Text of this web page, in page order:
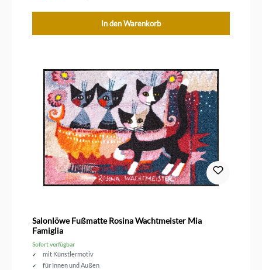
In den Warenkorb
Salonlöwe Fußmatte Rosina Wachtmeister Mia
Famiglia
Sofort verfügbar
mit Künstlermotiv
für Innen und Außen